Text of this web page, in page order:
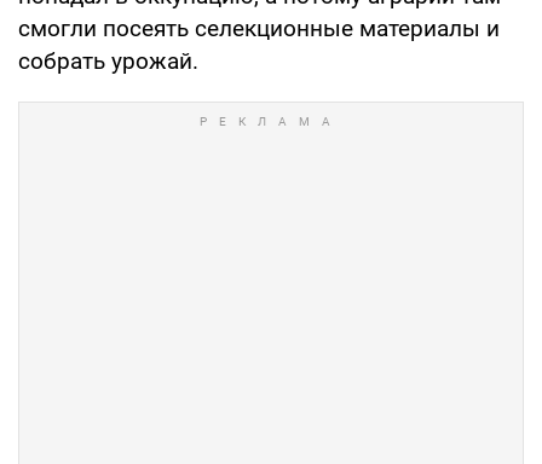
смогли посеять селекционные материалы и
собрать урожай.